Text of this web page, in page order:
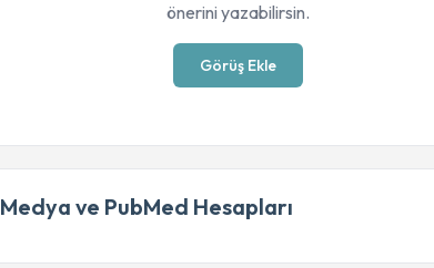
önerini yazabilirsin.
Görüş Ekle
ve PubMed Hesapları